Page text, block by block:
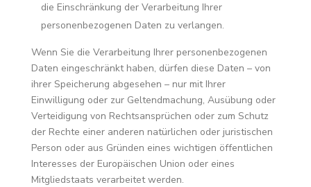
die Einschränkung der Verarbeitung Ihrer
personenbezogenen Daten zu verlangen.
Wenn Sie die Verarbeitung Ihrer personenbezogenen
Daten eingeschränkt haben, dürfen diese Daten – von
ihrer Speicherung abgesehen – nur mit Ihrer
Einwilligung oder zur Geltendmachung, Ausübung oder
Verteidigung von Rechtsansprüchen oder zum Schutz
der Rechte einer anderen natürlichen oder juristischen
Person oder aus Gründen eines wichtigen öffentlichen
Interesses der Europäischen Union oder eines
Mitgliedstaats verarbeitet werden.